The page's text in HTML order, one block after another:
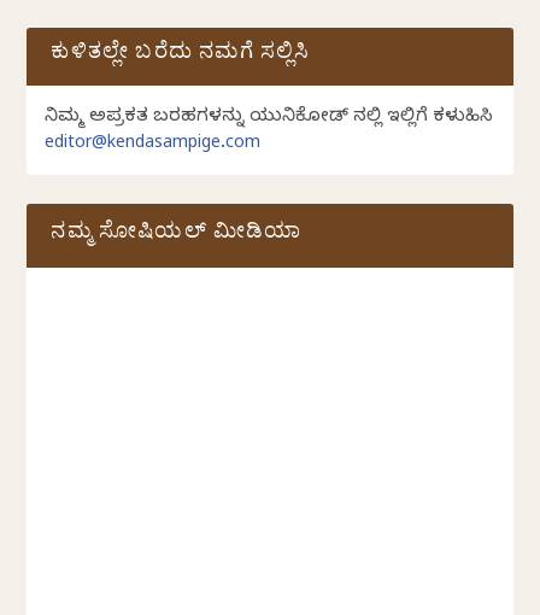
ಕುಳಿತಲ್ಲೇ ಬರೆದು ನಮಗೆ ಸಲ್ಲಿಸಿ
ನಿಮ್ಮ ಅಪ್ರಕಟಿತ ಬರಹಗಳನ್ನು ಯುನಿಕೋಡ್ ನಲ್ಲಿ ಇಲ್ಲಿಗೆ ಕಳುಹಿಸಿ
editor@kendasampige.com
ನಮ್ಮ ಸೋಷಿಯಲ್‌ ಮೀಡಿಯಾ